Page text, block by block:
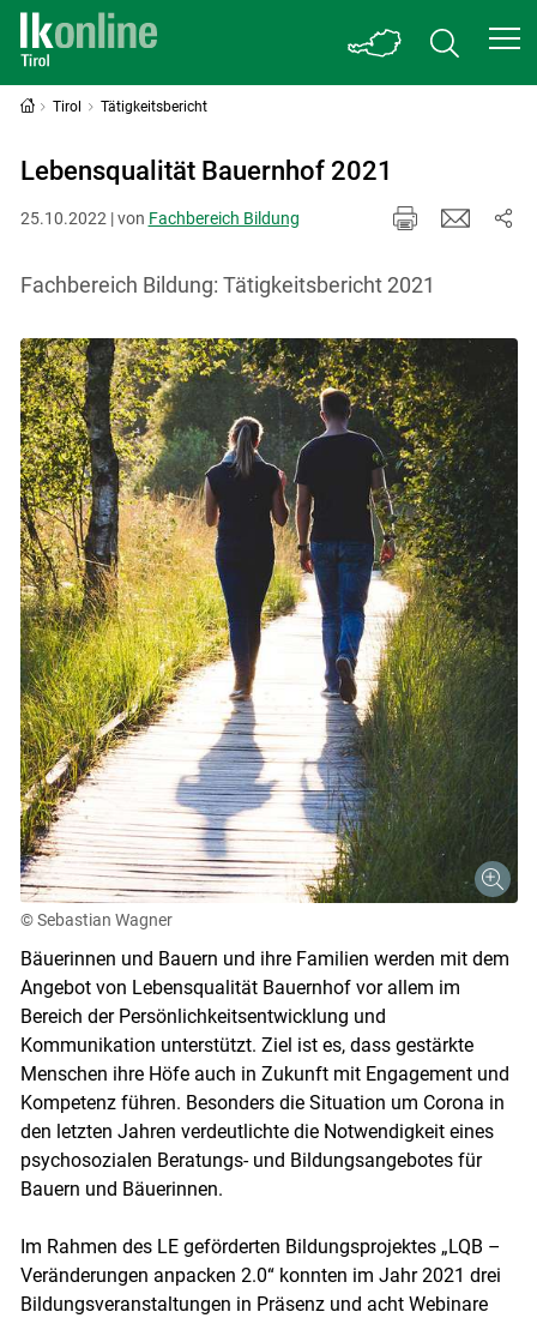
Skip to main content
Tirol Tätigkeitsbericht
Lebensqualität Bauernhof 2021
25.10.2022 | von Fachbereich Bildung
Fachbereich Bildung: Tätigkeitsbericht 2021
© Sebastian Wagner
Bäuerinnen und Bauern und ihre Familien werden mit dem
Angebot von Lebensqualität Bauernhof vor allem im
Bereich der Persönlichkeitsentwicklung und
Kommunikation unterstützt. Ziel ist es, dass gestärkte
Menschen ihre Höfe auch in Zukunft mit Engagement und
Kompetenz führen. Besonders die Situation um Corona in
den letzten Jahren verdeutlichte die Notwendigkeit eines
psychosozialen Beratungs- und Bildungsangebotes für
Bauern und Bäuerinnen.
Im Rahmen des LE geförderten Bildungsprojektes „LQB –
Veränderungen anpacken 2.0“ konnten im Jahr 2021 drei
Bildungsveranstaltungen in Präsenz und acht Webinare